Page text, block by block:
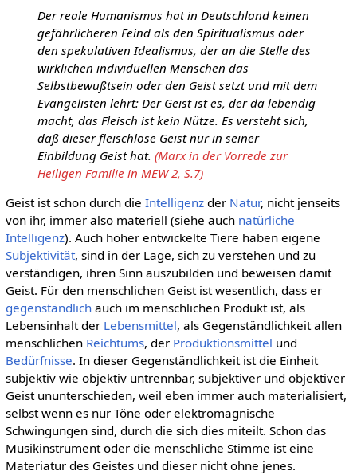
Der reale Humanismus hat in Deutschland keinen
gefährlicheren Feind als den Spiritualismus oder
den spekulativen Idealismus, der an die Stelle des
wirklichen individuellen Menschen das
Selbstbewußtsein oder den Geist setzt und mit dem
Evangelisten lehrt: Der Geist ist es, der da lebendig
macht, das Fleisch ist kein Nütze. Es versteht sich,
daß dieser fleischlose Geist nur in seiner
Einbildung Geist hat. (Marx in der Vorrede zur
Heiligen Familie in MEW 2, S.7)
Geist ist schon durch die Intelligenzder Natur, nicht jenseits
von ihr, immer also materiell (siehe auch natürliche
Intelligenz). Auch höher entwickelte Tiere haben eigene
Subjektivität, sind in der Lage, sich zu verstehen und zu
verständigen, ihren Sinn auszubilden und beweisen damit
Geist. Für den menschlichen Geist ist wesentlich, dass er
gegenständlichauch im menschlichen Produkt ist, als
Lebensinhalt der Lebensmittel, als Gegenständlichkeit allen
menschlichen Reichtums, der Produktionsmittel und
Bedürfnisse. In dieser Gegenständlichkeit ist die Einheit
subjektiv wie objektiv untrennbar, subjektiver und objektiver
Geist ununterschieden, weil eben immer auch materialisiert,
selbst wenn es nur Töne oder elektromagnische
Schwingungen sind, durch die sich dies miteilt. Schon das
Musikinstrument oder die menschliche Stimme ist eine
Materiatur des Geistes und dieser nicht ohne jenes.